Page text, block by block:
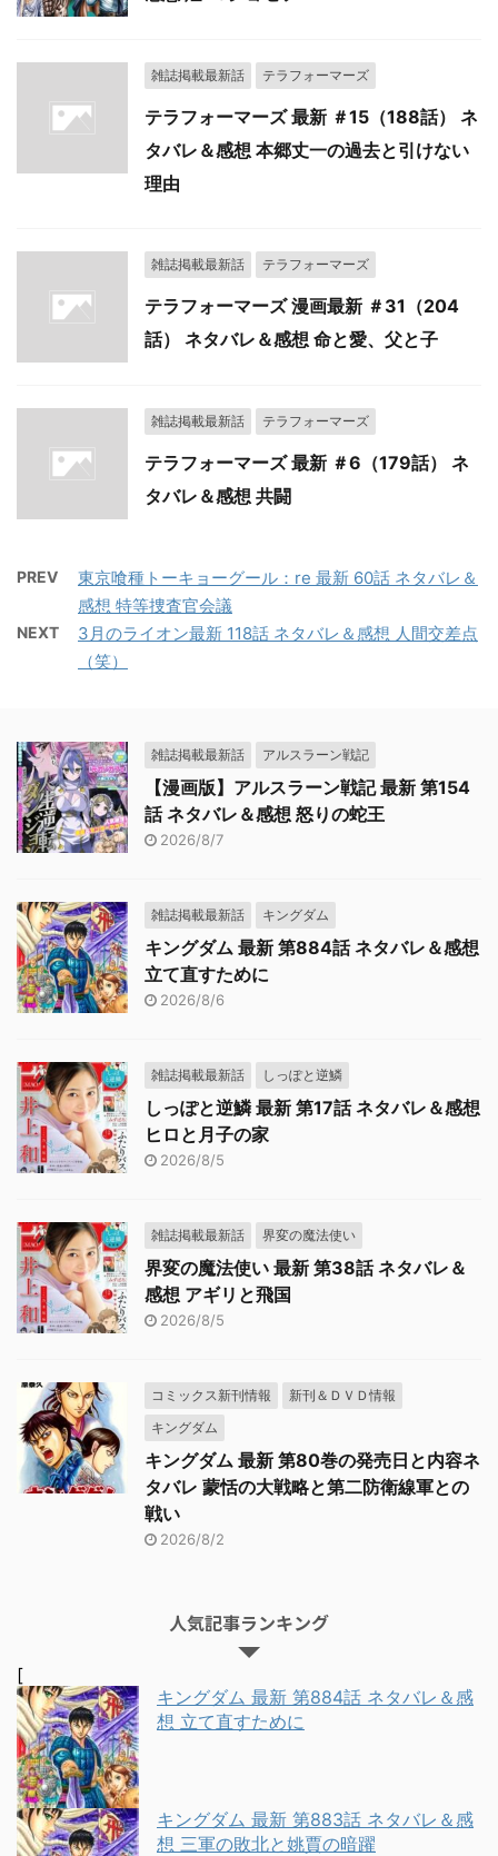
雑誌掲載最新話 テラフォーマーズ
テラフォーマーズ 最新 ＃15（188話） ネ
タバレ＆感想 本郷丈一の過去と引けない
理由
雑誌掲載最新話 テラフォーマーズ
テラフォーマーズ 漫画最新 ＃31（204
話） ネタバレ＆感想 命と愛、父と子
雑誌掲載最新話 テラフォーマーズ
テラフォーマーズ 最新 ＃6（179話） ネ
タバレ＆感想 共闘
PREV
東京喰種トーキョーグール：re 最新 60話 ネタバレ＆
感想 特等捜査官会議
NEXT
3月のライオン最新 118話 ネタバレ＆感想 人間交差点
（笑）
雑誌掲載最新話 アルスラーン戦記
【漫画版】アルスラーン戦記 最新 第154
話 ネタバレ＆感想 怒りの蛇王
2026/8/7
雑誌掲載最新話 キングダム
キングダム 最新 第884話 ネタバレ＆感想
立て直すために
2026/8/6
雑誌掲載最新話 しっぽと逆鱗
しっぽと逆鱗 最新 第17話 ネタバレ＆感想
ヒロと月子の家
2026/8/5
雑誌掲載最新話 界変の魔法使い
界変の魔法使い 最新 第38話 ネタバレ＆
感想 アギリと飛国
2026/8/5
コミックス新刊情報
新刊＆ＤＶＤ情報
キングダム
キングダム 最新 第80巻の発売日と内容ネ
タバレ 蒙恬の大戦略と第二防衛線軍との
戦い
2026/8/2
人気記事ランキング
[
キングダム 最新 第884話 ネタバレ＆感
想 立て直すために
キングダム 最新 第883話 ネタバレ＆感
想 三軍の敗北と姚賈の暗躍